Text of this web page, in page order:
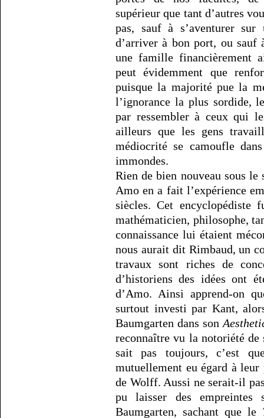
supérieur que tant d’autres
pas, sauf à s’aventurer
d’arriver à bon port, ou sauf
une famille financièrement
peut évidemment que
puisque la majorité pue la
l’ignorance la plus sordide,
par ressembler à ceux qui
ailleurs que les gens
médiocrité se camoufle
immondes.
Rien de bien nouveau sous
Amo en a fait l’expérience
siècles. Cet
mathématicien, philosophe,
connaissance lui étaient
nous aurait dit Rimbaud, un
travaux sont riches de
d’historiens des idées ont
d’Amo. Ainsi apprend-on
surtout investi par Kant,
Baumgarten dans son
reconnaître vu la notoriété de
sait pas toujours, c’est
mutuellement eu égard à
de Wolff. Aussi ne serait-il
pu laisser des empreintes
Baumgarten, sachant que le